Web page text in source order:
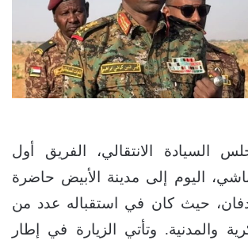
الانتقالي، الفريق أول
اليوم إلى مدينة الأبيض حاضرة
حيث كان في استقباله عدد من
والمدنية. وتأتي الزيارة في إطار